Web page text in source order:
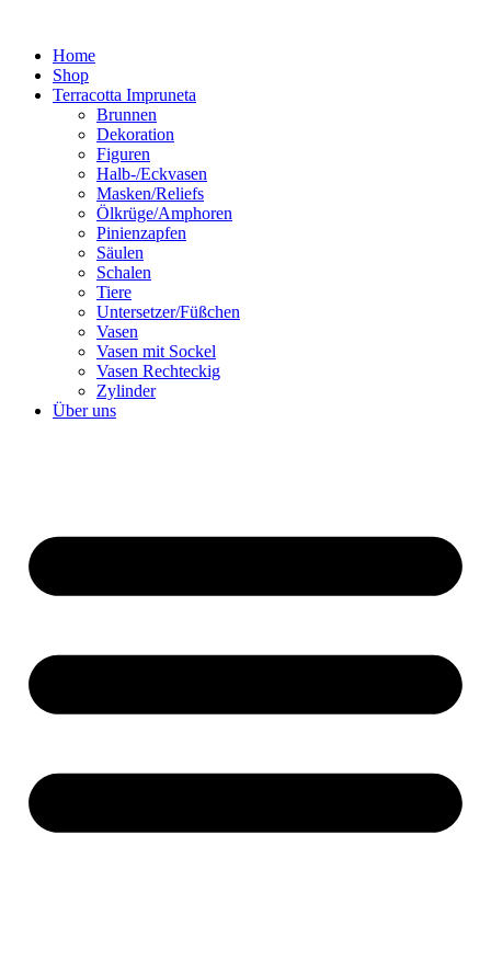
springenHome
Shop
Terracotta Impruneta
Brunnen
Dekoration
Figuren
Halb-/Eckvasen
Masken/Reliefs
Ölkrüge/Amphoren
Pinienzapfen
Säulen
Schalen
Tiere
Untersetzer/Füßchen
Vasen
Vasen mit Sockel
Vasen Rechteckig
Zylinder
Über uns